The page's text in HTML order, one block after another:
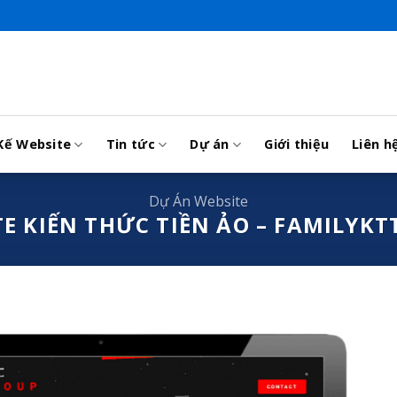
Website Tin tức Dự án Giới thiệu Liên
Dự Án Website
KIẾN THỨC TIỀN ẢO –